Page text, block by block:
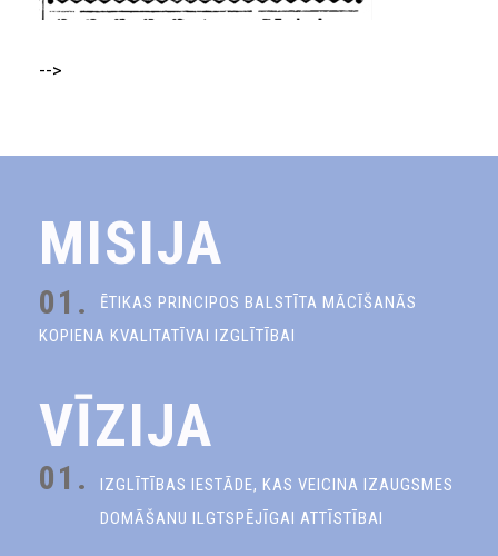
-->
MISIJA
01.
ĒTIKAS PRINCIPOS BALSTĪTA MĀCĪŠANĀS
KOPIENA KVALITATĪVAI IZGLĪTĪBAI
VĪZIJA
01.
IZGLĪTĪBAS IESTĀDE, KAS VEICINA IZAUGSMES
DOMĀŠANU ILGTSPĒJĪGAI ATTĪSTĪBAI